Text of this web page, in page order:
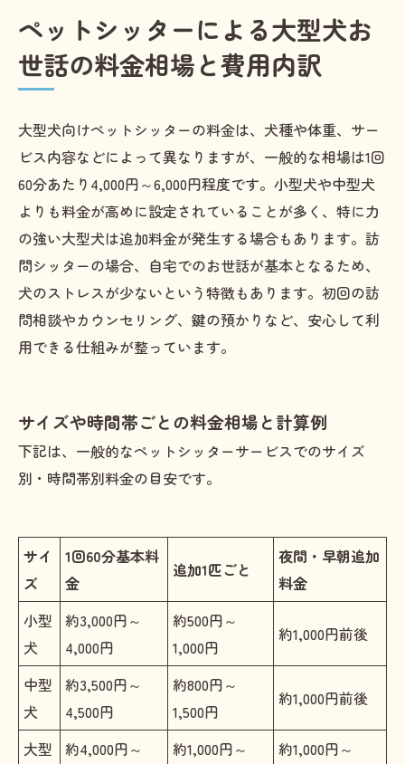
ペットシッターによる大型犬お
世話の料金相場と費用内訳
大型犬向けペットシッターの料金は、犬種や体重、サー
ビス内容などによって異なりますが、一般的な相場は1回
60分あたり4,000円～6,000円程度です。小型犬や中型犬
よりも料金が高めに設定されていることが多く、特に力
の強い大型犬は追加料金が発生する場合もあります。訪
問シッターの場合、自宅でのお世話が基本となるため、
犬のストレスが少ないという特徴もあります。初回の訪
問相談やカウンセリング、鍵の預かりなど、安心して利
用できる仕組みが整っています。
サイズや時間帯ごとの料金相場と計算例
下記は、一般的なペットシッターサービスでのサイズ
別・時間帯別料金の目安です。
サイ
ズ
1回60分基本料
金
追加1匹ごと
夜間・早朝追加
料金
小型
犬
約3,000円～
4,000円
約500円～
1,000円
約1,000円前後
中型
犬
約3,500円～
4,500円
約800円～
1,500円
約1,000円前後
大型
約4,000円～
約1,000円～
約1,000円～